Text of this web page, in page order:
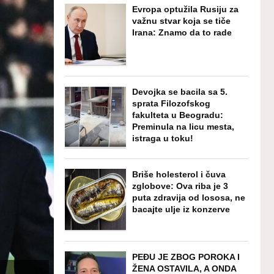
Evropa optužila Rusiju za
važnu stvar koja se tiče
Irana: Znamo da to rade
Devojka se bacila sa 5.
sprata Filozofskog
fakulteta u Beogradu:
Preminula na licu mesta,
istraga u toku!
Briše holesterol i čuva
zglobove: Ova riba je 3
puta zdravija od lososa, ne
bacajte ulje iz konzerve
PEĐU JE ZBOG POROKA I
ŽENA OSTAVILA, A ONDA